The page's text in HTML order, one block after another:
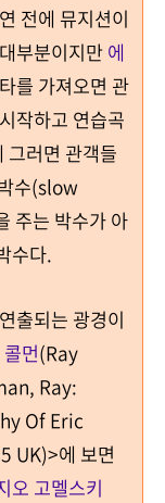
전에 뮤지션이
부분이지만에
를 가져오면 관
작하고 연습곡
그러면 관객들
수(slow
주는 박수가 아
수다.
출되는 광경이
먼(Ray
Ray:
Of Eric
UK)>에 보면
오 고멜스키